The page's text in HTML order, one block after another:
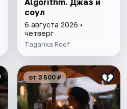
Algorithm. Джаз и
соул
6 августа 2026 •
четверг
Taganka Roof
от 3 500 ₽